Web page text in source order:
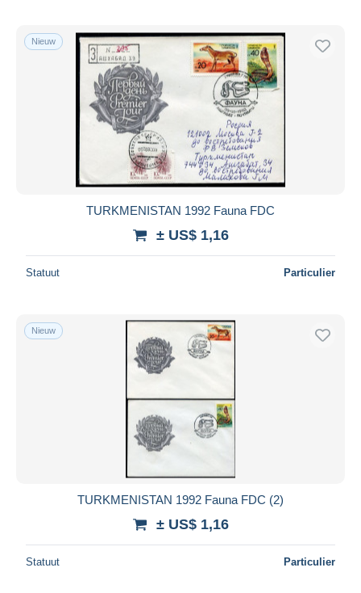
Nieuw
TURKMENISTAN 1992 Fauna FDC
± US$ 1,16
Statuut Particulier
Nieuw
TURKMENISTAN 1992 Fauna FDC (2)
± US$ 1,16
Statuut Particulier